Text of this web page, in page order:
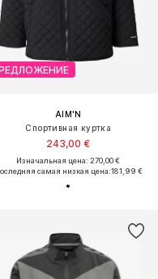
AIM'N
Спортивная куртка
243,00 €
Изначальная цена: 270,00 €
самая низкая цена:181,99 €